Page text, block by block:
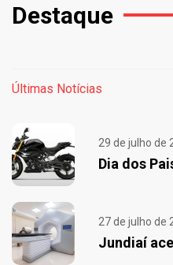
Destaque
Últimas Notícias
29 de julho de
Dia dos
27 de julho de
Jundiaí